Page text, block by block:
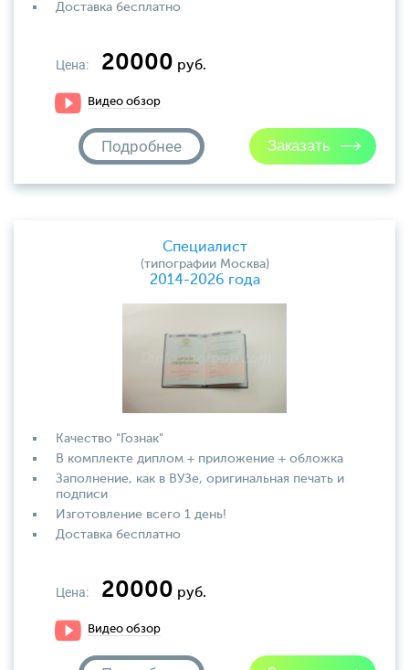
Доставка бесплатно
Цена: 20000 руб.
Видео обзор
Подробнее
Специалист
(типографии Москва)
2014-2026 года
Качество "Гознак"
В комплекте диплом + приложение + обложка
Заполнение, как в ВУЗе, оригинальная печать и
подписи
Изготовление всего 1 день!
Доставка бесплатно
Цена: 20000 руб.
Видео обзор